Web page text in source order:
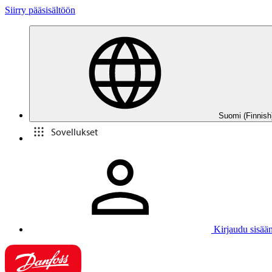
Siirry pääsisältöön
Suomi
Sovellukset
Kirjaudu